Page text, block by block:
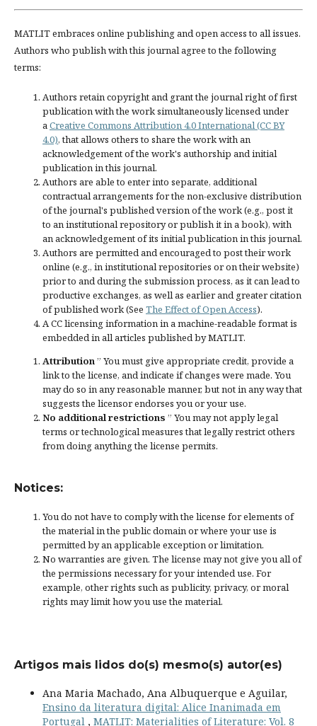
MATLIT embraces online publishing and open access to all issues.
Authors who publish with this journal agree to the following
terms:
Authors retain copyright and grant the journal right of first
publication with the work simultaneously licensed under
aCreative Commons Attribution 4.0 International (CC BY
4.0), that allows others to share the work with an
acknowledgement of the work's authorship and initial
publication in this journal.
Authors are able to enter into separate, additional
contractual arrangements for the non-exclusive distribution
of the journal's published version of the work (e.g., post it
to an institutional repository or publish it in a book), with
an acknowledgement of its initial publication in this journal.
Authors are permitted and encouraged to post their work
online (e.g., in institutional repositories or on their website)
prior to and during the submission process, as it can lead to
productive exchanges, as well as earlier and greater citation
of published work (See The Effect of Open Access).
A CC licensing information in a machine-readable format is
embedded in all articles published by MATLIT.
Attribution” You must give appropriate credit, provide a
link to the license, andindicate if changes were made. You
may do so in any reasonable manner, but not in any way that
suggests the licensor endorses you or your use.
No additional restrictions ” You may not apply legal
terms ortechnological measuresthat legally restrict others
from doing anything the license permits.
Notices:
You do not have to comply with the license for elements of
the material in the public domain or where your use is
permitted by an applicable exception or limitation.
No warranties are given. The license may not give you all of
the permissions necessary for your intended use. For
example, other rights such as publicity, privacy, or moral
rights may limit how you use the material.
Artigos mais lidos do(s) mesmo(s) autor(es)
Ana Maria Machado, Ana Albuquerque e Aguilar,
Ensino da literatura digital: Alice Inanimada em
Portugal , MATLIT: Materialities of Literature: Vol. 8